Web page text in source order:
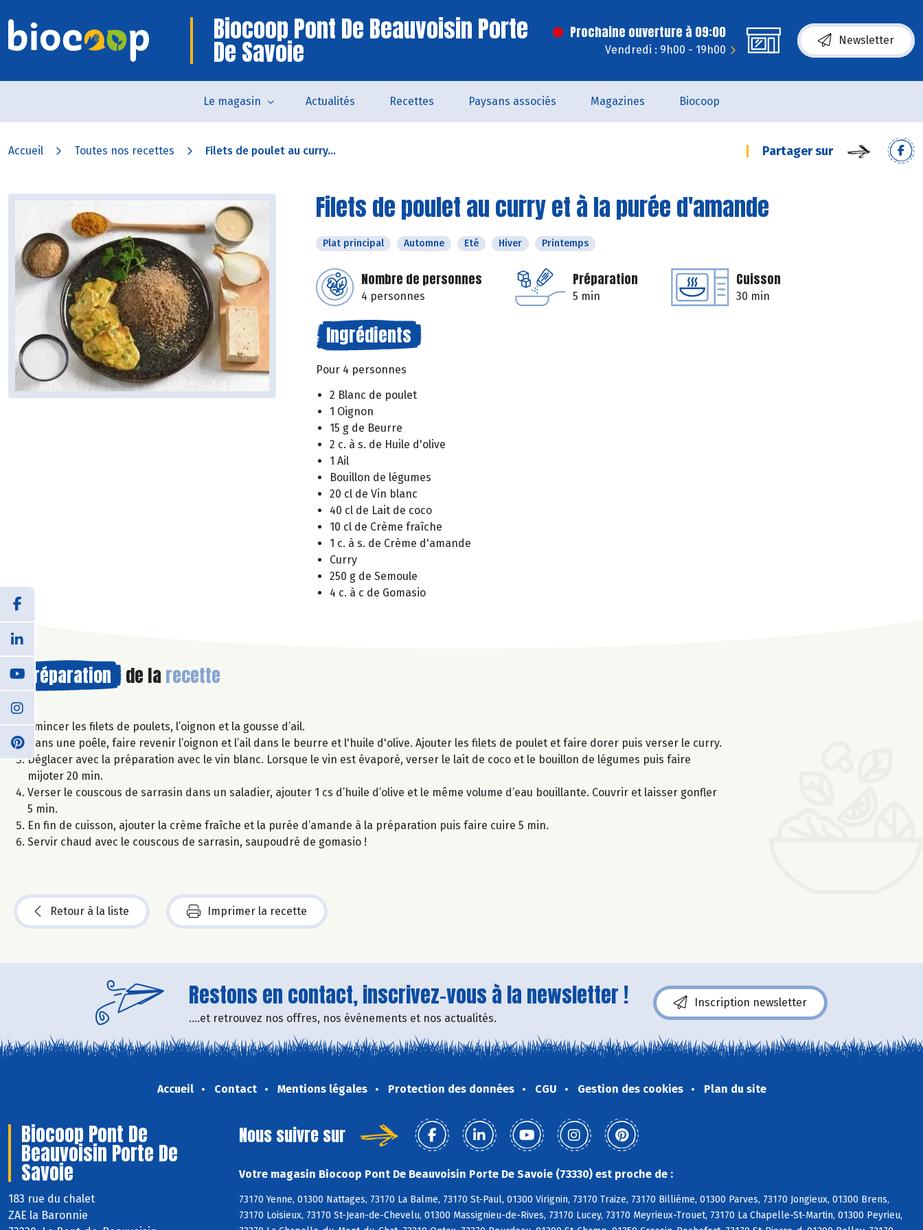
Biocoop Pont De Beauvoisin Porte
De Savoie
Prochaine ouverture à 09:00
Vendredi : 9h00 - 19h00
Newsletter
Le magasin Actualités Recettes Paysans associés Magazines Biocoop
Accueil Toutes nos recettes Filets de poulet au curry... Partager sur
Filets de poulet au curry et à la purée d'amande
Plat principal Automne Eté Hiver Printemps
Nombre de personnes
4 personnes
Préparation
5 min
Cuisson
30 min
Ingrédients
Pour 4 personnes
2 Blanc de poulet
1 Oignon
15 g de Beurre
2 c. à s. de Huile d'olive
1 Ail
Bouillon de légumes
20 cl de Vin blanc
40 cl de Lait de coco
10 cl de Crème fraîche
1 c. à s. de Crème d'amande
Curry
250 g de Semoule
4 c. à c de Gomasio
Préparation de la recette
Emincer les filets de poulets, l’oignon et la gousse d’ail.
Dans une poêle, faire revenir l’oignon et l’ail dans le beurre et l'huile d'olive. Ajouter les filets de poulet et faire dorer puis verser le curry.
Déglacer avec la préparation avec le vin blanc. Lorsque le vin est évaporé, verser le lait de coco et le bouillon de légumes puis faire
mijoter 20 min.
Verser le couscous de sarrasin dans un saladier, ajouter 1 cs d’huile d’olive et le même volume d’eau bouillante. Couvrir et laisser gonfler
5 min.
En fin de cuisson, ajouter la crème fraîche et la purée d’amande à la préparation puis faire cuire 5 min.
Servir chaud avec le couscous de sarrasin, saupoudré de gomasio !
Retour à la liste Imprimer la recette
Restons en contact, inscrivez-vous à la newsletter !
....et retrouvez nos offres, nos événements et nos actualités.
Inscription newsletter
Accueil Contact Mentions légales Protection des données CGU Gestion des cookies Plan du site
Biocoop Pont De
Beauvoisin Porte De
Savoie
183 rue du chalet
ZAE la Baronnie
Nous suivre sur
Votre magasin Biocoop Pont De Beauvoisin Porte De Savoie (73330) est proche de :
73170 Yenne, 01300 Nattages, 73170 La Balme, 73170 St-Paul, 01300 Virignin, 73170 Traize, 73170 Billième, 01300 Parves, 73170 Jongieux, 01300 Brens,
73170 Loisieux, 73170 St-Jean-de-Chevelu, 01300 Massignieu-de-Rives, 73170 Lucey, 73170 Meyrieux-Trouet, 73170 La Chapelle-St-Martin, 01300 Peyrieu,